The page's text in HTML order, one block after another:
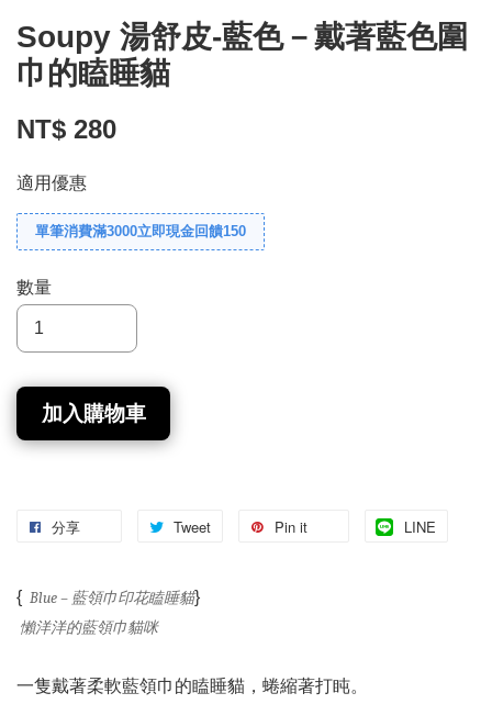
Soupy 湯舒皮-藍色－戴著藍色圍
巾的瞌睡貓
NT$ 280
適用優惠
單筆消費滿3000立即現金回饋150
數量
加入購物車
分享 Tweet Pin it LINE
{ Blue – 藍領巾印花瞌睡貓}
懶洋洋的藍領巾貓咪
一隻戴著柔軟藍領巾的瞌睡貓，蜷縮著打盹。